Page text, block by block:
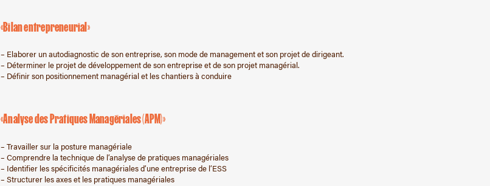
«Bilan entrepreneurial»
– Elaborer un autodiagnostic de son entreprise, son mode de management et son projet de dirigeant.
– Déterminer le projet de développement de son entreprise et de son projet managérial.
– Définir son positionnement managérial et les chantiers à conduire
«Analyse des Pratiques Managériales (APM)»
– Travailler sur la posture managériale
– Comprendre la technique de l’analyse de pratiques managériales
– Identifier les spécificités managériales d’une entreprise de l’ESS
– Structurer les axes et les pratiques managériales